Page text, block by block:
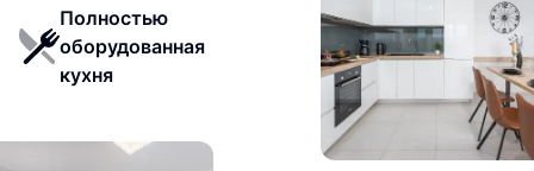
Полностью
оборудованная
кухня